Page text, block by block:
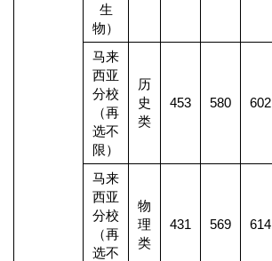
生
物）
马来
西亚
分校
（再
选不
限）
历
史
类
453 580 602
马来
西亚
分校
（再
选不
物
理
类
431 569 614